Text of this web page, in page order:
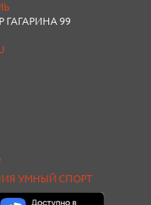
ГАГАРИНА 99
УМНЫЙ СПОРТ